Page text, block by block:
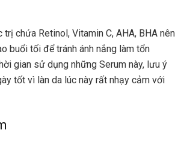
chứa Retinol, Vitamin C, AHA, BHA nên
buổi tối để tránh ánh nắng làm tổn
gian sử dụng những Serum này, lưu ý
tốt vì làn da lúc này rất nhạy cảm với